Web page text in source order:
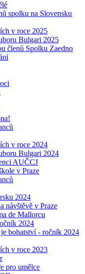
spolku na Slovensku
v roce 2025
Bulgari 2025
členů Spolku Zaedno
v roce 2024
Bulgari 2024
AUČCJ
v Praze
2024
návštěvě v Praze
de Mallorcu
2024
bohatství - ročník 2024
v roce 2023
pro umělce